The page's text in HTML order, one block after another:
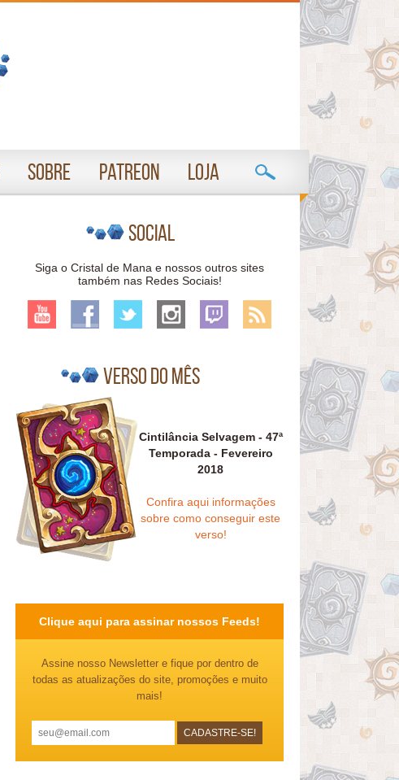
Sobre Patreon Loja
Social
Siga o Cristal de Mana e nossos outros sites
também nas Redes Sociais!
Verso do mês
Cintilância Selvagem - 47ª
Temporada - Fevereiro
2018
Confira aqui informações
sobre como conseguir este
verso!
Clique aqui para assinar nossos Feeds!
Assine nosso Newsletter e fique por dentro de
todas as atualizações do site, promoções e muito
mais!